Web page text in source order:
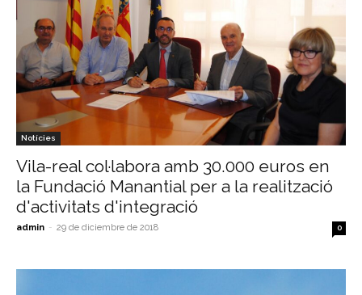
Notícies
Vila-real col·labora amb 30.000 euros en
la Fundació Manantial per a la realització
d'activitats d'integració
admin - 29 de diciembre de 2018 0